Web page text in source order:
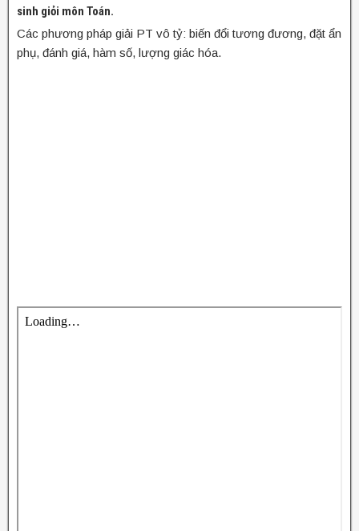
sinh giỏi môn Toán.
Các phương pháp giải PT vô tỷ: biến đổi tương đương, đặt ẩn
phụ, đánh giá, hàm số, lượng giác hóa.